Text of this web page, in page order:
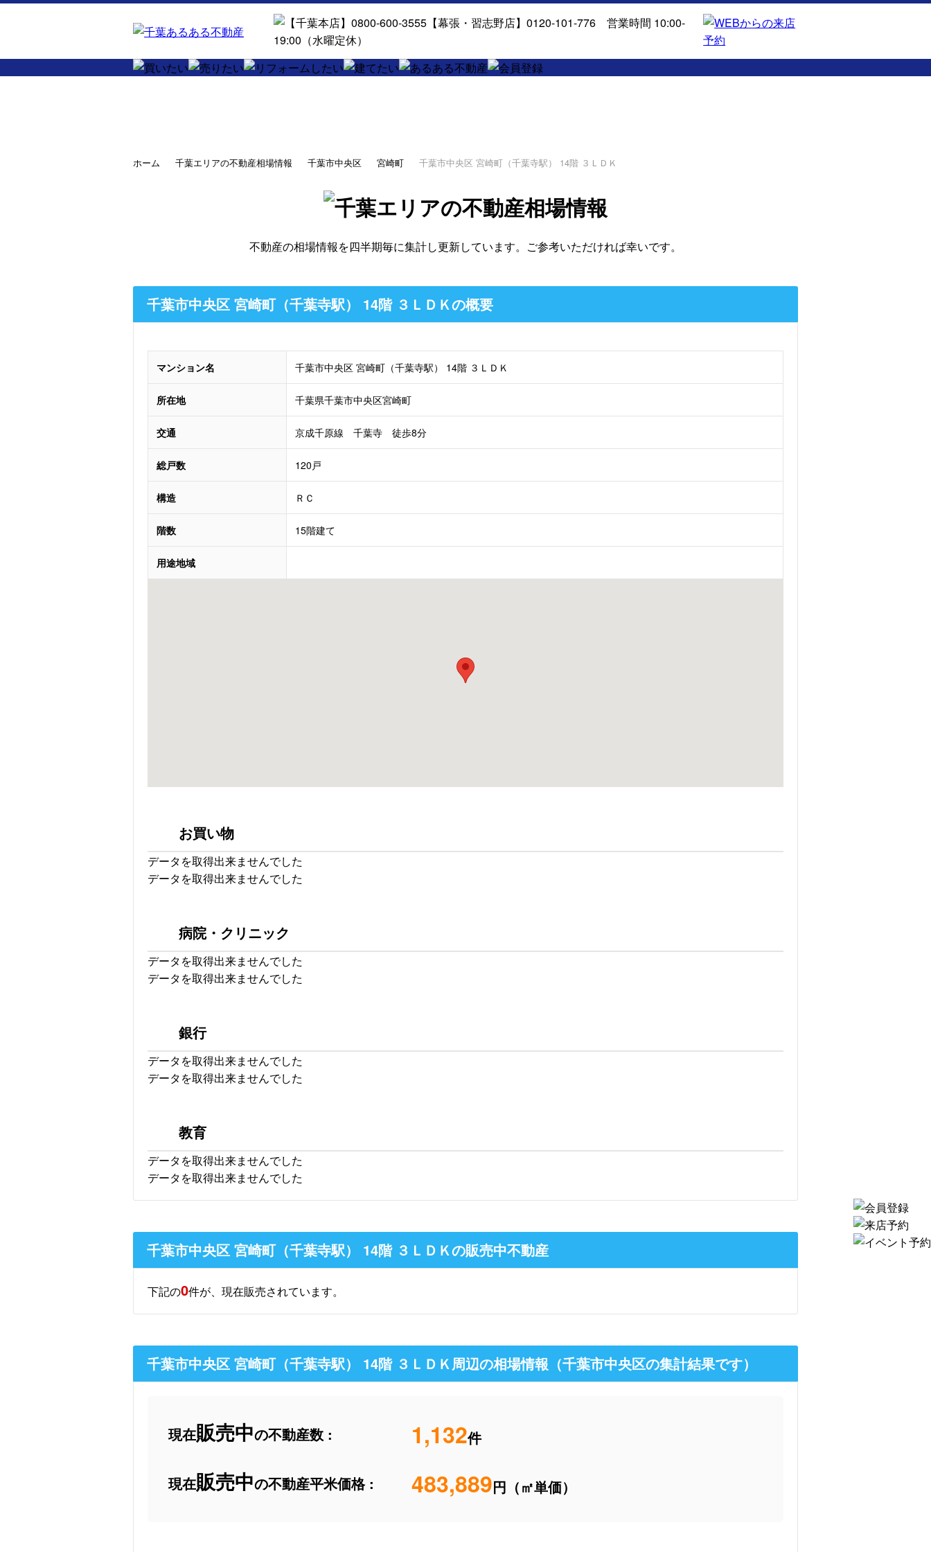
ホーム 千葉エリアの不動産相場情報 千葉市中央区 宮崎町 千葉市中央区 宮崎町（千葉寺駅） 14階 ３ＬＤＫ
不動産の相場情報を四半期毎に集計し更新しています。ご参考いただければ幸いです。
千葉市中央区 宮崎町（千葉寺駅） 14階 ３ＬＤＫの概要
マンション名 千葉市中央区 宮崎町（千葉寺駅） 14階 ３ＬＤＫ
所在地 千葉県千葉市中央区宮崎町
交通 京成千原線 千葉寺 徒歩8分
総戸数 120戸
構造 ＲＣ
階数 15階建て
用途地域
お買い物
データを取得出来ませんでした
データを取得出来ませんでした
病院・クリニック
データを取得出来ませんでした
データを取得出来ませんでした
銀行
データを取得出来ませんでした
データを取得出来ませんでした
教育
データを取得出来ませんでした
データを取得出来ませんでした
千葉市中央区 宮崎町（千葉寺駅） 14階 ３ＬＤＫの販売中不動産
下記の0件が、現在販売されています。
千葉市中央区 宮崎町（千葉寺駅） 14階 ３ＬＤＫ周辺の相場情報（千葉市中央区の集計結果です）
現在販売中の不動産数 : 1,132件
現在販売中の不動産平米価格 : 483,889円（㎡単価）